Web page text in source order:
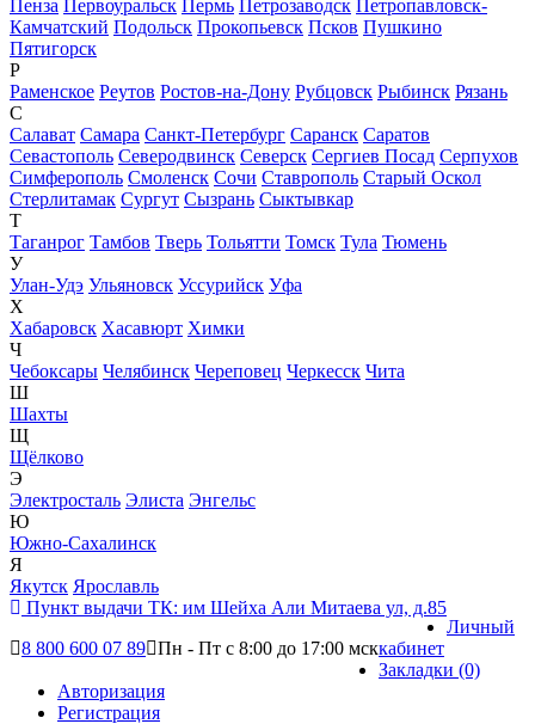
Пенза Первоуральск Пермь Петрозаводск Петропавловск-
Камчатский Подольск Прокопьевск Псков Пушкино
Пятигорск
Р
Раменское Реутов Ростов-на-Дону Рубцовск Рыбинск Рязань
С
Салават Самара Санкт-Петербург Саранск Саратов
Севастополь Северодвинск Северск Сергиев Посад Серпухов
Симферополь Смоленск Сочи Ставрополь Старый Оскол
Стерлитамак Сургут Сызрань Сыктывкар
Т
Таганрог Тамбов Тверь Тольятти Томск Тула Тюмень
У
Улан-Удэ Ульяновск Уссурийск Уфа
Х
Хабаровск Хасавюрт Химки
Ч
Чебоксары Челябинск Череповец Черкесск Чита
Ш
Шахты
Щ
Щёлково
Э
Электросталь Элиста Энгельс
Ю
Южно-Сахалинск
Я
Якутск Ярославль
Пункт выдачи ТК: им Шейха Али Митаева ул, д.85
8 800 600 07 89 Пн - Пт с 8:00 до 17:00 мск
Личный
кабинет
Закладки (0)
Авторизация
Регистрация